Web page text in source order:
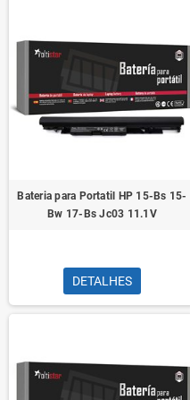
Bateria para Portatil HP 15-Bs 15-
Bw 17-Bs Jc03 11.1V
DETALHES